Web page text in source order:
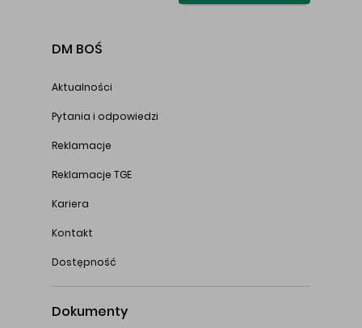
DM BOŚ
Aktualności
Pytania i odpowiedzi
Reklamacje
Reklamacje TGE
Kariera
Kontakt
Dostępność
Dokumenty